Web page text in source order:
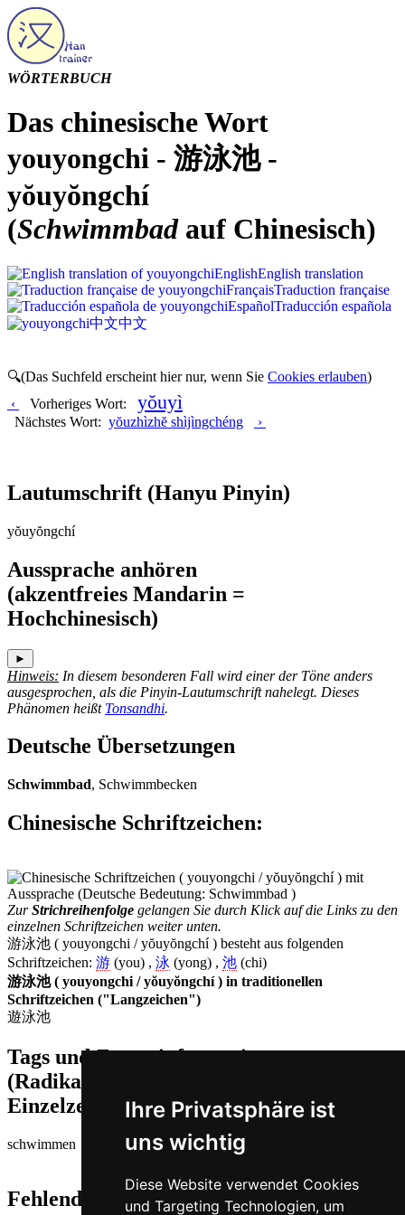
Ihre Privatsphäre ist
uns wichtig
Diese Website verwendet Cookies
und Targeting Technologien, um
WÖRTERBUCH
Das chinesische Wort
youyongchi - 游泳池 -
yŏuyŏngchí
(Schwimmbadauf Chinesisch)
EnglishEnglish translation
FrançaisTraduction française
EspañolTraducción española
中文中文
🔍(Das Suchfeld erscheint hier nur, wenn Sie Cookies erlauben)
‹
Vorheriges Wort: yŏuyì
Nächstes Wort: yŏuzhìzhĕ shìjìngchéng ›
Lautumschrift (Hanyu Pinyin)
yŏuyŏngchí
Aussprache anhören
(akzentfreies Mandarin =
Hochchinesisch)
►
Hinweis: In diesem besonderen Fall wird einer der Töne anders
ausgesprochen, als die Pinyin-Lautumschrift nahelegt. Dieses
Phänomen heißt Tonsandhi.
Deutsche Übersetzungen
Schwimmbad, Schwimmbecken
Chinesische Schriftzeichen:
ZurStrichreihenfolge gelangen Sie durch Klick auf die Links zu den
einzelnen Schriftzeichen weiter unten.
游泳池 ( youyongchi / yŏuyŏngchí ) besteht aus folgenden
Schriftzeichen: 游 (you) , 泳 (yong) , 池 (chi)
游泳池 ( youyongchi / yŏuyŏngchí ) in traditionellen
Schriftzeichen ("Langzeichen")
遊泳池
Tags und Zusatzinformationen
(Radikale, Bedeutungen von
Einzelzeichen, Komposita etc.)
schwimmen | Wanne, Becken
Fehlende oder falsche Übersetzung für